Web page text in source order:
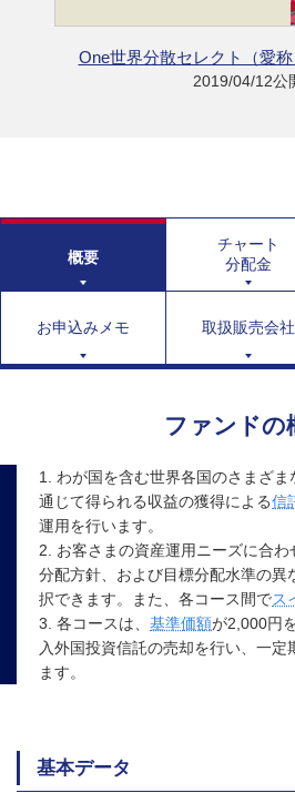
One世界分散セレクト（愛称
2019/04/12公
概要
チャート
分配金
お申込みメモ 取扱販売会社
ファンドの
1. わが国を含む世界各国のさまざ
通じて得られる収益の獲得による信
運用を行います。
2. お客さまの資産運用ニーズに合わ
分配方針、および目標分配水準の異
択できます。また、各コース間でス
3. 各コースは、 基準価額が2,000円
入外国投資信託の売却を行い、一定
ます。
基本データ